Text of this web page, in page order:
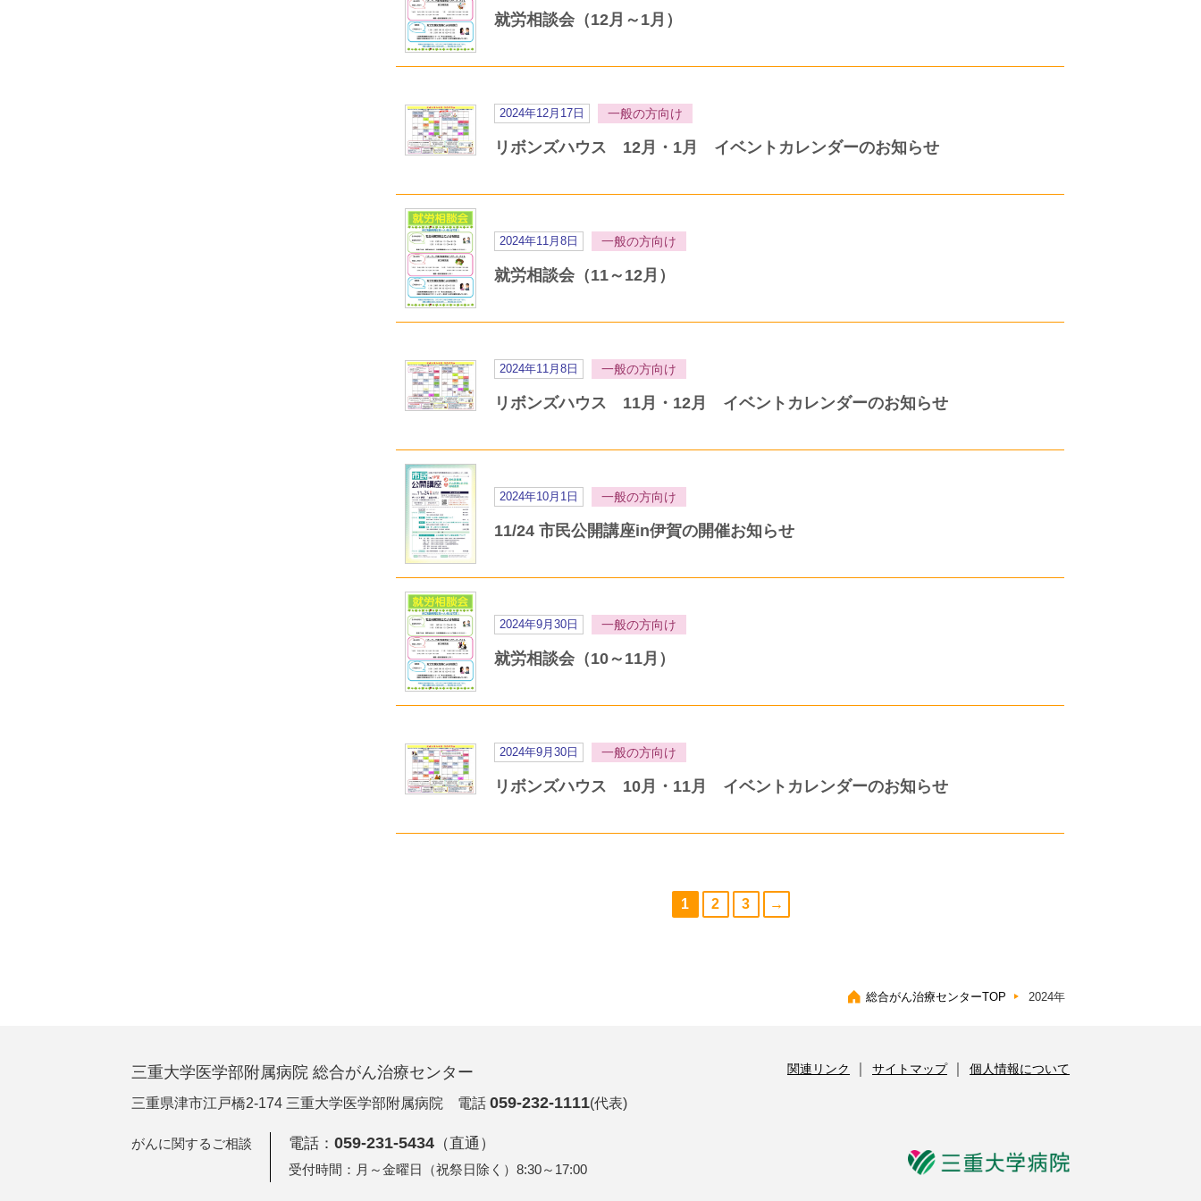
就労相談会（12月～1月）
2024年12月17日 一般の方向け
リボンズハウス 12月・1月 イベントカレンダーのお知らせ
2024年11月8日 一般の方向け
就労相談会（11～12月）
2024年11月8日 一般の方向け
リボンズハウス 11月・12月 イベントカレンダーのお知らせ
2024年10月1日 一般の方向け
11/24 市民公開講座in伊賀の開催お知らせ
2024年9月30日 一般の方向け
就労相談会（10～11月）
2024年9月30日 一般の方向け
リボンズハウス 10月・11月 イベントカレンダーのお知らせ
1 2 3 →
総合がん治療センターTOP 2024年
三重大学医学部附属病院 総合がん治療センター
三重県津市江戸橋2-174 三重大学医学部附属病院 電話 059-232-1111(代表)
がんに関するご相談 電話： 059-231-5434 （直通）
受付時間：月～金曜日（祝祭日除く）8:30～17:00
関連リンク サイトマップ 個人情報について